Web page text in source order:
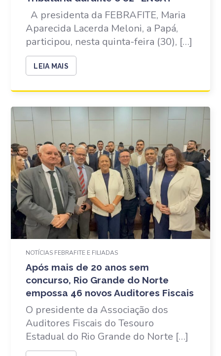
A presidenta da FEBRAFITE, Maria
Aparecida Lacerda Meloni, a Papá,
participou, nesta quinta-feira (30), […]
LEIA MAIS
NOTÍCIAS FEBRAFITE E FILIADAS
Após mais de 20 anos sem
concurso, Rio Grande do Norte
empossa 46 novos Auditores Fiscais
O presidente da Associação dos
Auditores Fiscais do Tesouro
Estadual do Rio Grande do Norte […]